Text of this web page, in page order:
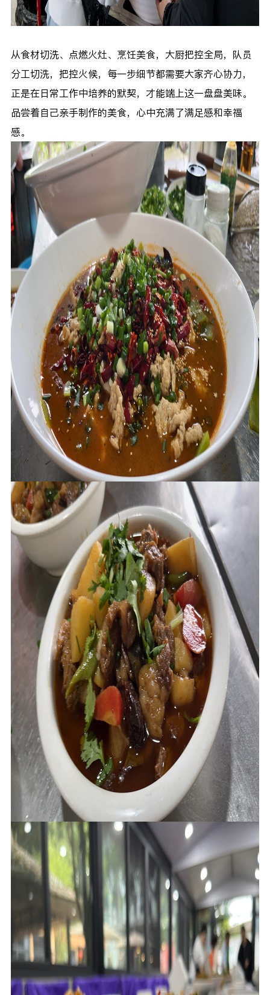
从食材切洗、点燃火灶、烹饪美食，大厨把控全局，队员
分工切洗，把控火候，每一步细节都需要大家齐心协力，
正是在日常工作中培养的默契，才能端上这一盘盘美味。
品尝着自己亲手制作的美食，心中充满了满足感和幸福
感。